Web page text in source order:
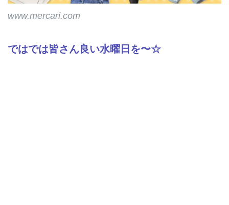
www.mercari.com
ではでは皆さん良い水曜日を〜☆